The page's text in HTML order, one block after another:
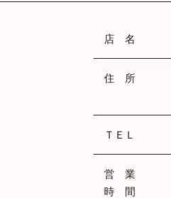
店 名
住 所
ＴＥＬ
営 業
時 間